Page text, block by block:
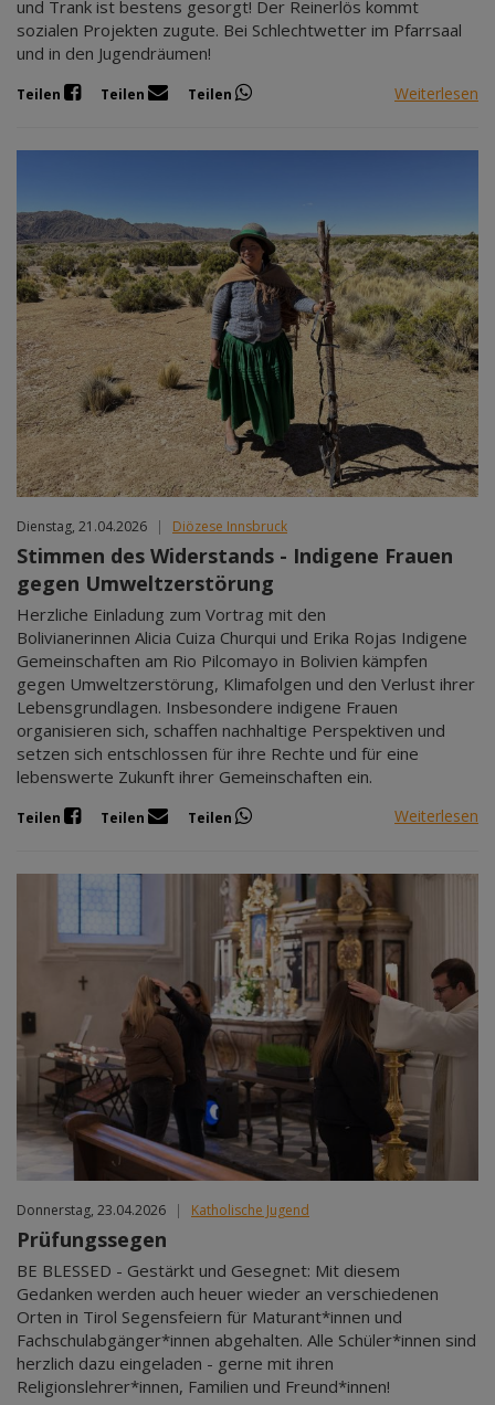
und Trank ist bestens gesorgt! Der Reinerlös kommt
sozialen Projekten zugute. Bei Schlechtwetter im Pfarrsaal
und in den Jugendräumen!
Teilen Teilen Teilen Weiterlesen
Dienstag, 21.04.2026 | Diözese Innsbruck
Stimmen des Widerstands - Indigene Frauen
gegen Umweltzerstörung
Herzliche Einladung zum Vortrag mit den
Bolivianerinnen Alicia Cuiza Churqui und Erika Rojas Indigene
Gemeinschaften am Rio Pilcomayo in Bolivien kämpfen
gegen Umweltzerstörung, Klimafolgen und den Verlust ihrer
Lebensgrundlagen. Insbesondere indigene Frauen
organisieren sich, schaffen nachhaltige Perspektiven und
setzen sich entschlossen für ihre Rechte und für eine
lebenswerte Zukunft ihrer Gemeinschaften ein.
Teilen Teilen Teilen Weiterlesen
Donnerstag, 23.04.2026 | Katholische Jugend
Prüfungssegen
BE BLESSED - Gestärkt und Gesegnet: Mit diesem
Gedanken werden auch heuer wieder an verschiedenen
Orten in Tirol Segensfeiern für Maturant*innen und
Fachschulabgänger*innen abgehalten. Alle Schüler*innen sind
herzlich dazu eingeladen - gerne mit ihren
Religionslehrer*innen, Familien und Freund*innen!